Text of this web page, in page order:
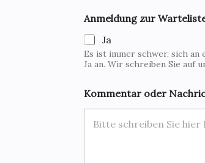
Anmeldung zur
Ja
Es ist immer schwer, sich
Ja an. Wir schreiben Sie auf
Kommentar oder